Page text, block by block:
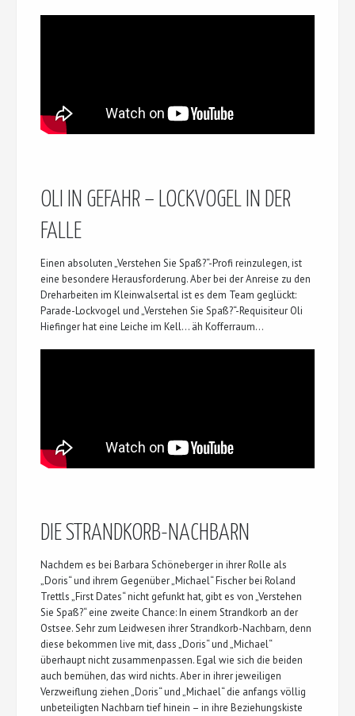
OLI IN GEFAHR – LOCKVOGEL IN DER
FALLE
Einen absoluten „Verstehen Sie Spaß?“-Profi reinzulegen, ist
eine besondere Herausforderung. Aber bei der Anreise zu den
Dreharbeiten im Kleinwalsertal ist es dem Team geglückt:
Parade-Lockvogel und „Verstehen Sie Spaß?“-Requisiteur Oli
Hiefinger hat eine Leiche im Kell… äh Kofferraum…
DIE STRANDKORB-NACHBARN
Nachdem es bei Barbara Schöneberger in ihrer Rolle als
„Doris“ und ihrem Gegenüber „Michael“ Fischer bei Roland
Trettls „First Dates“ nicht gefunkt hat, gibt es von „Verstehen
Sie Spaß?“ eine zweite Chance: In einem Strandkorb an der
Ostsee. Sehr zum Leidwesen ihrer Strandkorb-Nachbarn, denn
diese bekommen live mit, dass „Doris“ und „Michael“
überhaupt nicht zusammenpassen. Egal wie sich die beiden
auch bemühen, das wird nichts. Aber in ihrer jeweiligen
Verzweiflung ziehen „Doris“ und „Michael“ die anfangs völlig
unbeteiligten Nachbarn tief hinein – in ihre Beziehungskiste